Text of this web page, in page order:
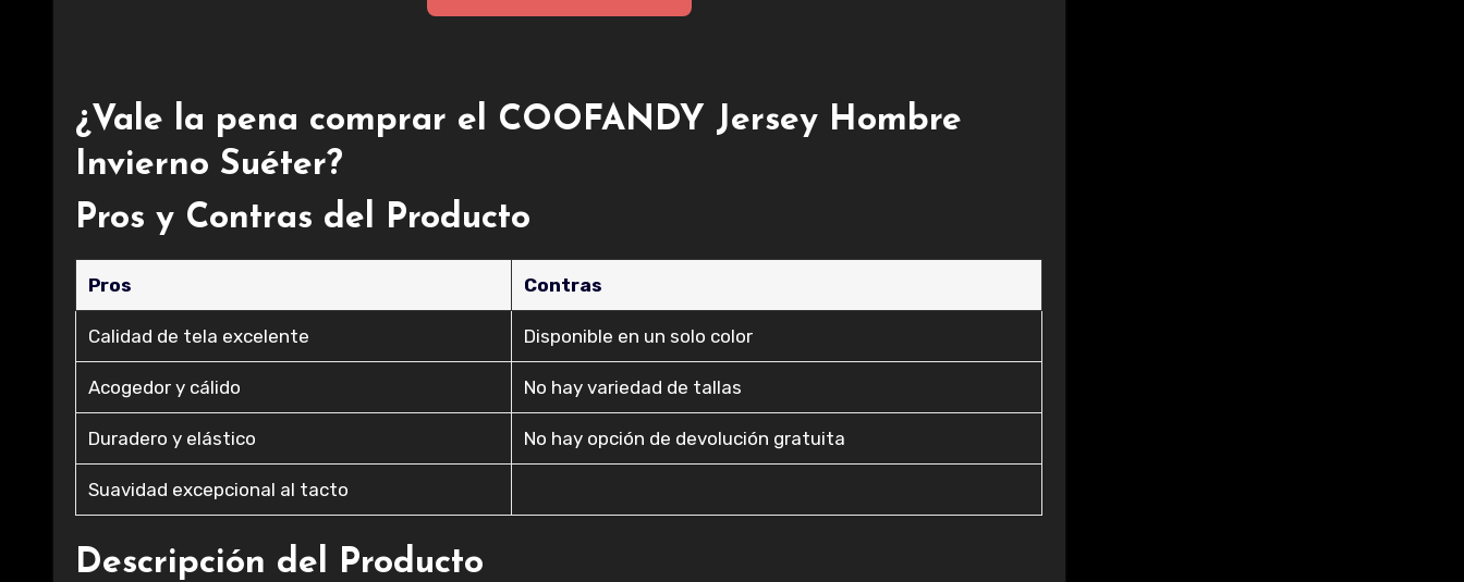
¿Vale la pena comprar el COOFANDY Jersey Hombre
Invierno Suéter?
Pros y Contras del Producto
Pros Contras
Calidad de tela excelente Disponible en un solo color
Acogedor y cálido No hay variedad de tallas
Duradero y elástico No hay opción de devolución gratuita
Suavidad excepcional al tacto
Descripción del Producto